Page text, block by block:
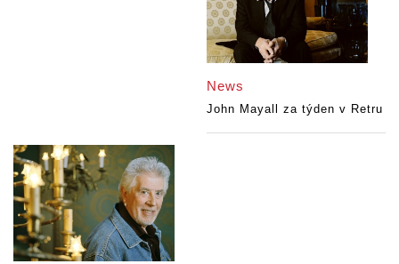
News
John Mayall za týden v Retru